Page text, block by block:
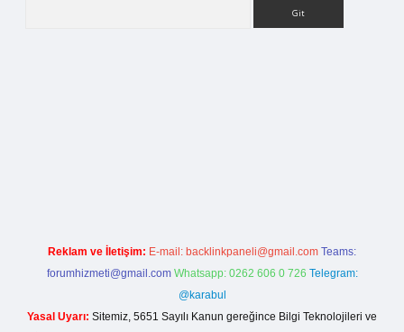
Reklam ve İletişim: E-mail: backlinkpaneli@gmail.com Teams:
forumhizmeti@gmail.com Whatsapp: 0262 606 0 726 Telegram:
@karabul
Yasal Uyarı: Sitemiz, 5651 Sayılı Kanun gereğince Bilgi Teknolojileri ve